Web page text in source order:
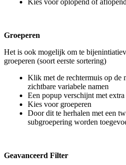
Groeperen
Het is ook mogelijk om te
groeperen (soort eerste sortering)
Klik met de rechtermuis op de
zichtbare variabele namen
Een popup verschijnt met extra
Kies voor groeperen
Door dit te herhalen met een
subgroepering worden
Geavanceerd Filter